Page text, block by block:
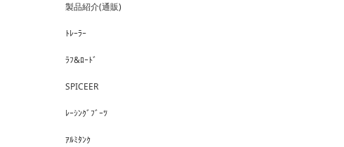
製品紹介(通販)
ﾄﾚｰﾗｰ
ﾗﾌ&ﾛｰﾄﾞ
SPICEER
ﾚｰｼﾝｸﾞﾌﾞｰﾂ
ｱﾙﾐﾀﾝｸ